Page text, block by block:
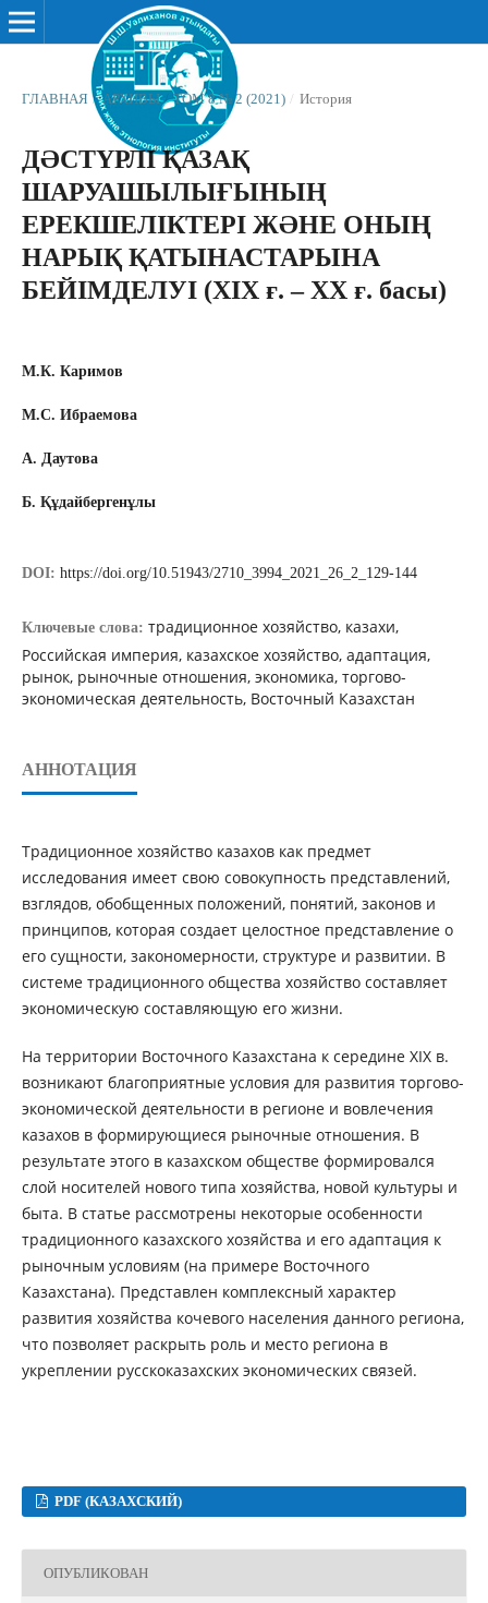
ГЛАВНАЯ / АРХИВЫ / ТОМ 8 № 2 (2021) / История
ДƏСТҮРЛІ ҚАЗАҚ
ШАРУАШЫЛЫҒЫНЫҢ
ЕРЕКШЕЛІКТЕРІ ЖƏНЕ ОНЫҢ
НАРЫҚ ҚАТЫНАСТАРЫНА
БЕЙІМДЕЛУІ (ХІХ ғ. – ХХ ғ. басы)
М.К. Каримов
М.С. Ибраемова
А. Даутова
Б. Құдайбергенұлы
DOI: https://doi.org/10.51943/2710_3994_2021_26_2_129-144
Ключевые слова: традиционное хозяйство, казахи,
Российская империя, казахское хозяйство, адаптация,
рынок, рыночные отношения, экономика, торгово-
экономическая деятельность, Восточный Казахстан
АННОТАЦИЯ
Традиционное хозяйство казахов как предмет
исследования имеет свою совокупность представлений,
взглядов, обобщенных положений, понятий, законов и
принципов, которая создает целостное представление о
его сущности, закономерности, структуре и развитии. В
системе традиционного общества хозяйство составляет
экономическую составляющую его жизни.
На территории Восточного Казахстана к середине XIX в.
возникают благоприятные условия для развития торгово-
экономической деятельности в регионе и вовлечения
казахов в формирующиеся рыночные отношения. В
результате этого в казахском обществе формировался
слой носителей нового типа хозяйства, новой культуры и
быта. В статье рассмотрены некоторые особенности
традиционного казахского хозяйства и его адаптация к
рыночным условиям (на примере Восточного
Казахстана). Представлен комплексный характер
развития хозяйства кочевого населения данного региона,
что позволяет раскрыть роль и место региона в
укреплении русскоказахских экономических связей.
PDF (КАЗАХСКИЙ)
ОПУБЛИКОВАН